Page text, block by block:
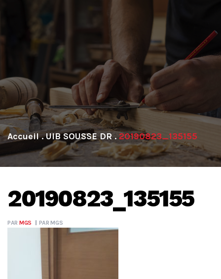
. UIB SOUSSE DR . 20190823_135155
20190823_135155
PAR MGS PARMGS